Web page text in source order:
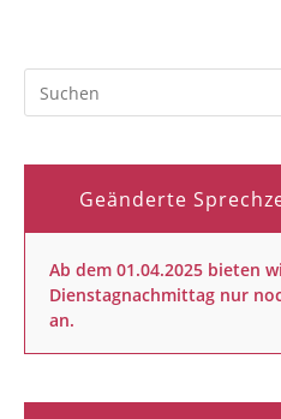
Geänderte
Ab dem 01.04.2025 bieten
Dienstagnachmittag nur
an.